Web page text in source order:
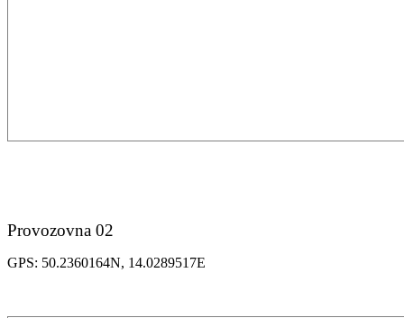
Provozovna 02
GPS: 50.2360164N, 14.0289517E